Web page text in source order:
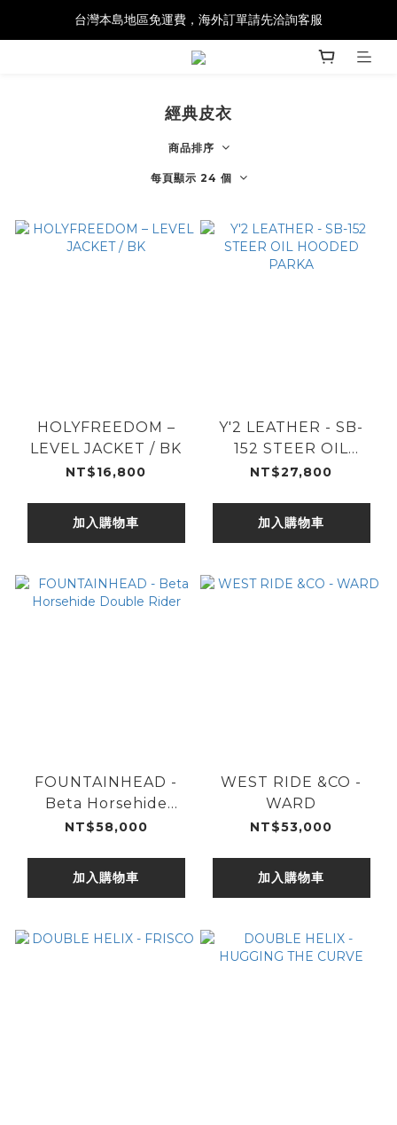
台灣本島地區免運費，海外訂單請先洽詢客服
經典皮衣
商品排序
每頁顯示 24 個
HOLYFREEDOM –
LEVEL JACKET / BK
NT$16,800
加入購物車
Y'2 LEATHER - SB-
152 STEER OIL
HOODED PARKA
NT$27,800
加入購物車
FOUNTAINHEAD -
Beta Horsehide
Double Rider
NT$58,000
加入購物車
WEST RIDE &CO -
WARD
NT$53,000
加入購物車